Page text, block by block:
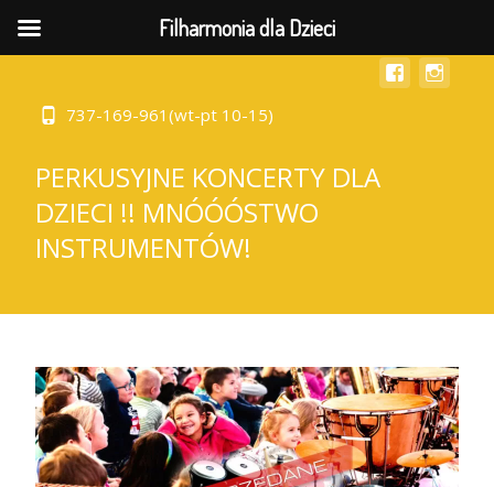
737-169-961(wt-pt 10-15)
PERKUSYJNE KONCERTY DLA
DZIECI !! MNÓÓÓSTWO
INSTRUMENTÓW!
Filharmonia dla Dzieci